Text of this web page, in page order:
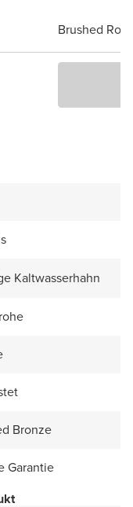
Brushed
Kaltwasserhahn
Bronze
Garantie